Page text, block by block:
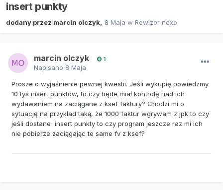
insert punkty
dodany przez marcin olczyk 8 Maja w Rewizor nexo
marcin olczyk 1
Napisano 8 Maja
Prosze o wyjaśnienie pewnej kwestii. Jeśli wykupię powiedzmy
10 tys insert punktów, to czy będe miał kontrolę nad ich
wydawaniem na zaciągane z ksef faktury? Chodzi mi o
sytuację na przykład taką, że 1000 faktur wgrywam z jpk to czy
jeśli dostane insert punkty to czy program jeszcze raz mi ich
nie pobierze zaciągając te same fv z ksef?